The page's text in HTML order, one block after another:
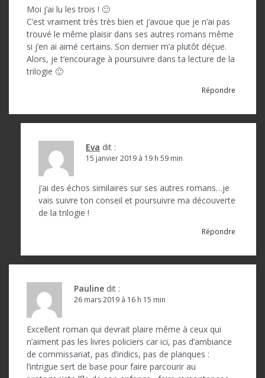
Moi j’ai lu les trois ! 🙂
C’est vraiment très très bien et j’avoue que je n’ai pas
trouvé le même plaisir dans ses autres romans même
si j’en ai aimé certains. Son dernier m’a plutôt déçue.
Alors, je t’encourage à poursuivre dans ta lecture de la
trilogie 🙂
Répondre
Eva dit :
15 janvier 2019 à 19 h 59 min
j’ai des échos similaires sur ses autres romans…je
vais suivre ton conseil et poursuivre ma découverte
de la trilogie !
Répondre
Pauline dit :
26 mars 2019 à 16 h 15 min
Excellent roman qui devrait plaire même à ceux qui
n’aiment pas les livres policiers car ici, pas d’ambiance
de commissariat, pas d’indics, pas de planques :
l’intrigue sert de base pour faire parcourir au